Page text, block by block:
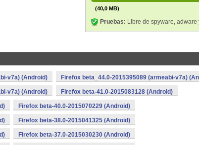
(40,0 MB)
Pruebas: Libre de spyware, adware
v7a) (Android) Firefox beta_44.0-2015395089 (armeabi-v7a)
v7a) (Android) Firefox beta-41.0-2015083128 (Android)
Firefox beta-40.0-2015070229 (Android)
Firefox beta-38.0-2015041325 (Android)
Firefox beta-37.0-2015030230 (Android)